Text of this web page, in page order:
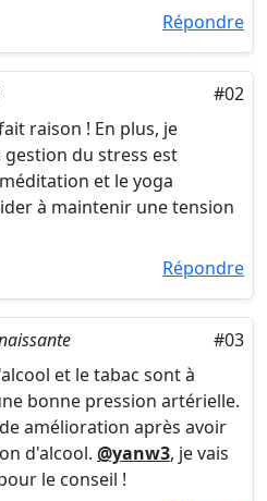
Répondre
#02
raison ! En plus, je
du stress est
et le yoga
à maintenir une tension
Répondre
#03
et le tabac sont à
bonne pression artérielle.
amélioration après avoir
d'alcool. @yanw3, je vais
le conseil !